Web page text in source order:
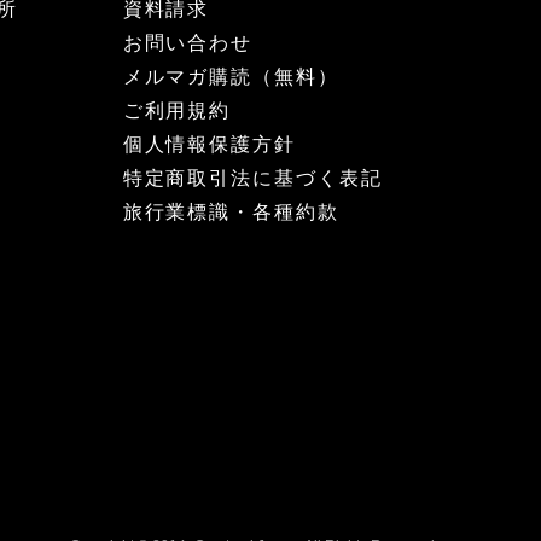
資料請求
お問い合わせ
メルマガ購読（無料）
ご利用規約
個人情報保護方針
特定商取引法に基づく表記
旅行業標識・各種約款